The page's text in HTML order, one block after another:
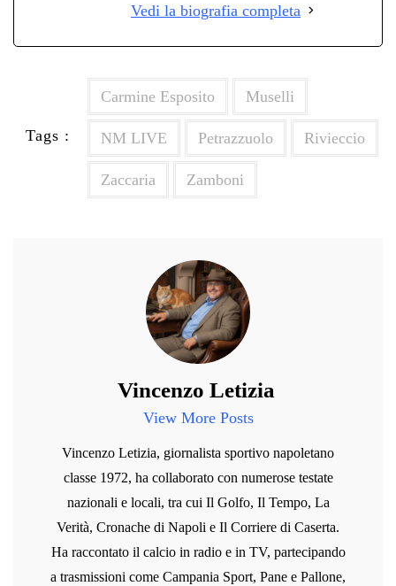
Vedi la biografia completa
Tags :
Carmine Esposito Muselli
NM LIVE Petrazzuolo Rivieccio
Zaccaria Zamboni
Vincenzo Letizia
View More Posts
Vincenzo Letizia, giornalista sportivo napoletano
classe 1972, ha collaborato con numerose testate
nazionali e locali, tra cui Il Golfo, Il Tempo, La
Verità, Cronache di Napoli e Il Corriere di Caserta.
Ha raccontato il calcio in radio e in TV, partecipando
a trasmissioni come Campania Sport, Pane e Pallone,